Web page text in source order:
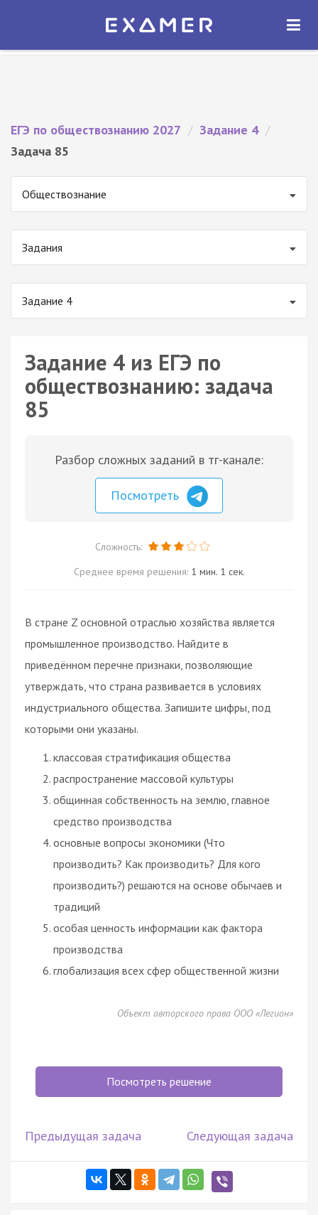
Экзамер — ЕГЭ 2027
ОТКРЫТЬ
ЕГЭ по обществознанию 2027 / Задание 4 /
Задача 85
Обществознание
Задания
Задание 4
Задание 4 из ЕГЭ по
обществознанию: задача
85
Разбор сложных заданий в тг-канале:
Посмотреть
Сложность:
Среднее время решения: 1 мин. 1 сек.
В стране Z основной отраслью хозяйства является
промышленное производство. Найдите в
приведённом перечне признаки, позволяющие
утверждать, что страна развивается в условиях
индустриального общества. Запишите цифры, под
которыми они указаны.
классовая стратификация общества
распространение массовой культуры
общинная собственность на землю, главное
средство производства
основные вопросы экономики (Что
производить? Как производить? Для кого
производить?) решаются на основе обычаев и
традиций
особая ценность информации как фактора
производства
глобализация всех сфер общественной жизни
Объект авторского права ООО «Легион»
Посмотреть решение
Предыдущая задача Следующая задача